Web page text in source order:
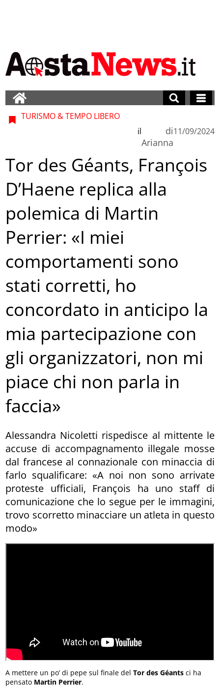
TURISMO & TEMPO LIBERO
di
Arianna
il 11/09/2024
Tor des Géants, François
D’Haene replica alla
polemica di Martin
Perrier: «I miei
comportamenti sono
stati corretti, ho
concordato in anticipo la
mia partecipazione con
gli organizzatori, non mi
piace chi non parla in
faccia»
Alessandra Nicoletti rispedisce al mittente le
accuse di accompagnamento illegale mosse
dal francese al connazionale con minaccia di
farlo squalificare: «A noi non sono arrivate
proteste ufficiali, François ha uno staff di
comunicazione che lo segue per le immagini,
trovo scorretto minacciare un atleta in questo
modo»
A mettere un po’ di pepe sul finale delTor des Géants ci ha
pensato Martin Perrier.